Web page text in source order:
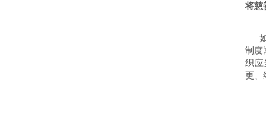
将慈
制度
织应
更、